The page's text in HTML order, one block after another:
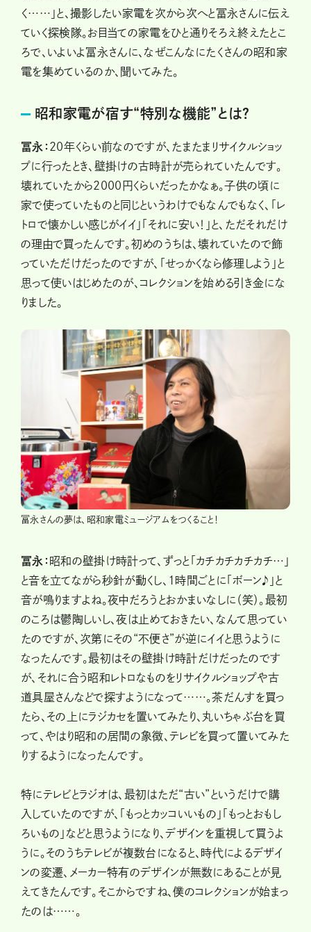
く……」と、撮影したい家電を次から次へと冨永さんに伝え
ていく探検隊。お目当ての家電をひと通りそろえ終えたとこ
ろで、いよいよ冨永さんに、なぜこんなにたくさんの昭和家
電を集めているのか、聞いてみた。
昭和家電が宿す“特別な機能”とは？
冨永： 20年くらい前なのですが、たまたまリサイクルショッ
プに行ったとき、壁掛けの古時計が売られていたんです。
壊れていたから2000円くらいだったかなぁ。子供の頃に
家で使っていたものと同じというわけでもなんでもなく、「レ
トロで懐かしい感じがイイ」「それに安い！」と、ただそれだけ
の理由で買ったんです。初めのうちは、壊れていたので飾
っていただけだったのですが、「せっかくなら修理しよう」と
思って使いはじめたのが、コレクションを始める引き金にな
りました。
冨永さんの夢は、昭和家電ミュージアムをつくること！
冨永： 昭和の壁掛け時計って、ずっと「カチカチカチカチ…」
と音を立てながら秒針が動くし、1時間ごとに「ボーン♪」と
音が鳴りますよね。夜中だろうとおかまいなしに（笑）。最初
のころは鬱陶しいし、夜は止めておきたい、なんて思ってい
たのですが、次第にその“不便さ”が逆にイイと思うように
なったんです。最初はその壁掛け時計だけだったのです
が、それに合う昭和レトロなものをリサイクルショップや古
道具屋さんなどで探すようになって……。茶だんすを買っ
たら、その上にラジカセを置いてみたり、丸いちゃぶ台を買
って、やはり昭和の居間の象徴、テレビを買って置いてみた
りするようになったんです。
特にテレビとラジオは、最初はただ“古い”というだけで購
入していたのですが、「もっとカッコいいもの」「もっとおもし
ろいもの」などと思うようになり、デザインを重視して買うよ
うに。そのうちテレビが複数台になると、時代によるデザイ
ンの変遷、メーカー特有のデザインが無数にあることが見
えてきたんです。そこからですね、僕のコレクションが始まっ
たのは……。